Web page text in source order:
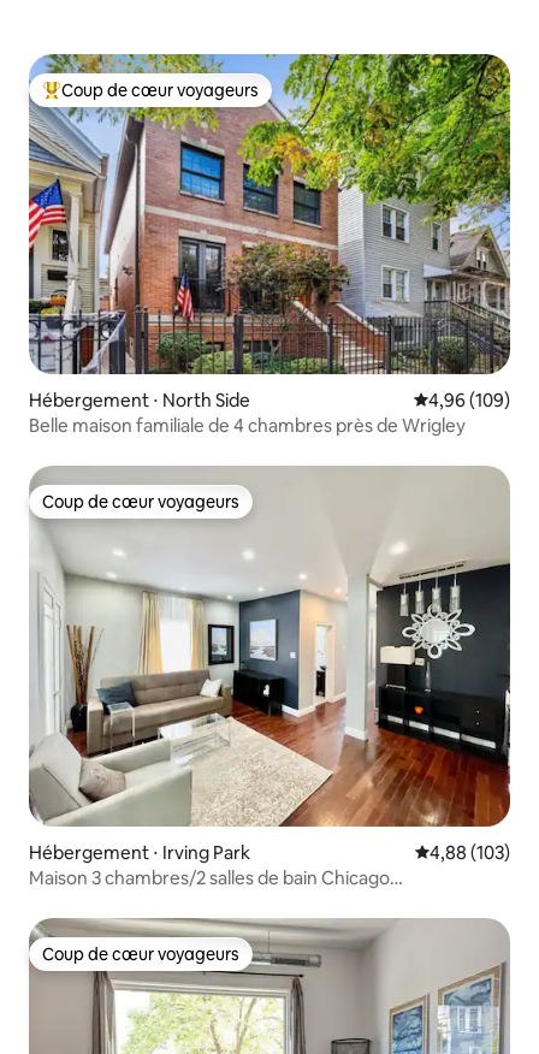
Coups de cœur voyageurs les plus appréciés
Coup de cœur voyageurs
Hébergement ⋅ North Side Évaluation
4,96 (109)
Belle maison familiale de 4 chambres près de Wrigley
Coup de cœur voyageurs
Coup de cœur voyageurs
Hébergement ⋅ Irving Park Évaluation
4,88 (103)
Maison 3 chambres/2 salles de bain Chicago
Coup de cœur voyageurs
Coup de cœur voyageurs